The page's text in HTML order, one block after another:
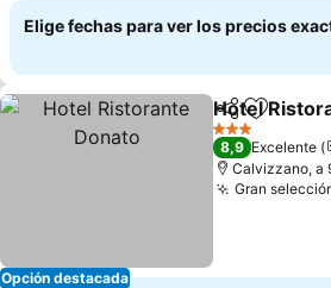
Elige fechas para ver los precios
Opción destacada
Compartir
Hotel
3 Estrellas
8,9 Excelente
Calvizzano, a
Gran